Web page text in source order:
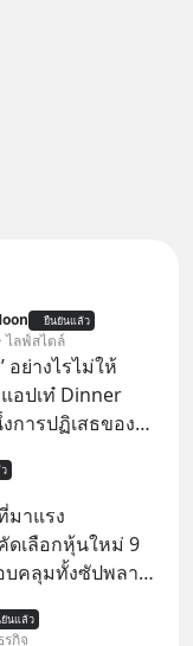
ยืนยันแล้ว
ไลฟ์สไตล์
อย่างไรไม่ให้
อปเท๋ Dinner
การปฏิเสธของ
าเราเห็นแก่ตัวทั้ง
ธใครอย่างนี้มา
างขอบเขต’ เพื่อ
ำให้เกิดรอยร้าว
โดยราย
ในวันนี้โฮสต์
มาแรง
ดเลือกหุ้นใหม่ 9
บคลุมทั้งซัปพลาย
ธรรมเนียมซื้อ |
นแล้ว
รกิจ